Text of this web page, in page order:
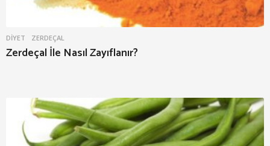
DIYET ZERDEÇAL
Zerdeçal İle Nasıl Zayıflanır?